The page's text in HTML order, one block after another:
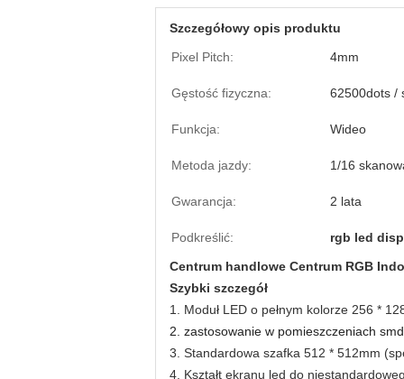
Szczegółowy opis produktu
Pixel Pitch:
4mm
Gęstość fizyczna: 62500dots /
Funkcja: Wideo
Metoda jazdy: 1/16
Gwarancja: 2 lata
Podkreślić: rgb led
Centrum handlowe Centrum RGB
Szybki szczegół
1. Moduł LED o pełnym kolorze 256 *
2. zastosowanie w pomieszczeniach
3. Standardowa szafka 512 * 512mm
4. Kształt ekranu led do